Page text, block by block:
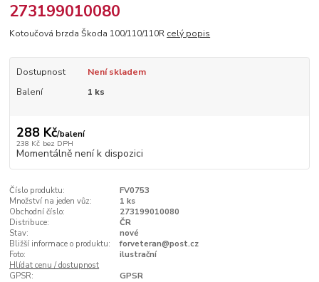
273199010080
Kotoučová brzda Škoda 100/110/110R celý popis
Dostupnost
Není skladem
Balení
1 ks
288 Kč/balení
238 Kč bez DPH
Momentálně není k dispozici
Číslo produktu:
FV0753
Množství na jeden vůz:
1 ks
Obchodní číslo:
273199010080
Distribuce:
ČR
Stav:
nové
Bližší informace o produktu:
forveteran@post.cz
Foto:
ilustrační
Hlídat cenu / dostupnost
GPSR:
GPSR